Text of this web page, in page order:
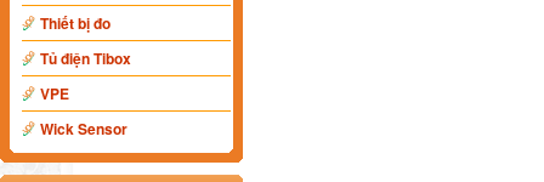
Thiết bị đo
Tủ điện Tibox
VPE
Wick Sensor